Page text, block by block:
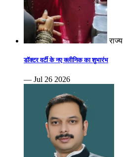
राज्य
डॉक्टर वर्टी के नए क्लीनिक का शुभारंभ
— Jul 26 2026